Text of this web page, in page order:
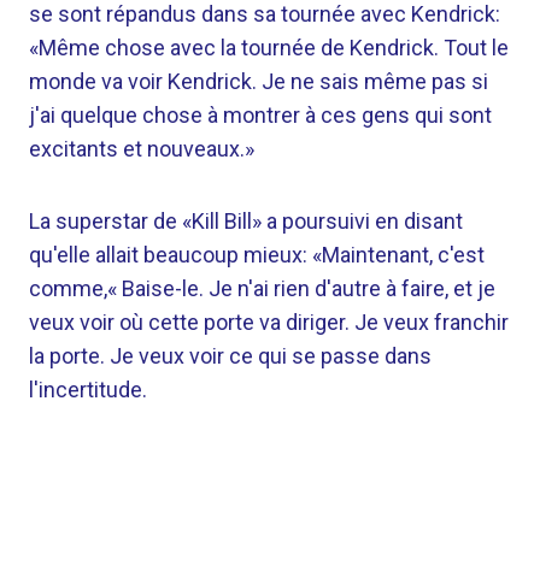
se sont répandus dans sa tournée avec Kendrick:
«Même chose avec la tournée de Kendrick. Tout le
monde va voir Kendrick. Je ne sais même pas si
j'ai quelque chose à montrer à ces gens qui sont
excitants et nouveaux.»
La superstar de «Kill Bill» a poursuivi en disant
qu'elle allait beaucoup mieux: «Maintenant, c'est
comme,« Baise-le. Je n'ai rien d'autre à faire, et je
veux voir où cette porte va diriger. Je veux franchir
la porte. Je veux voir ce qui se passe dans
l'incertitude.